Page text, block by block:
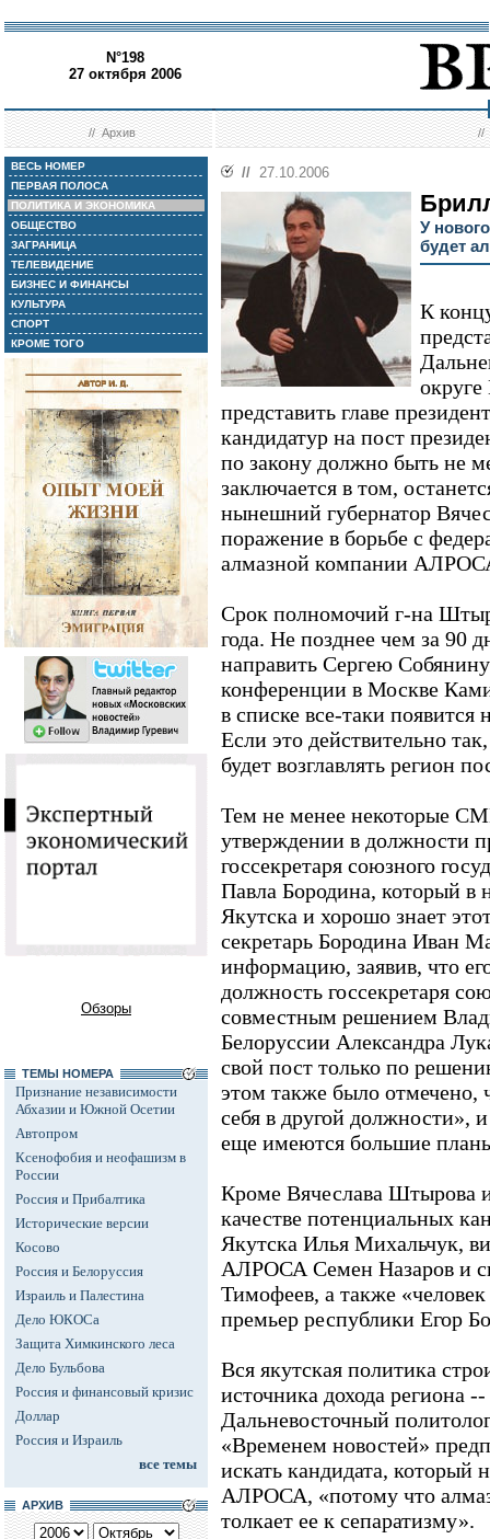
N°198
27 октября 2006
//Архив //
ВЕСЬ НОМЕР
ПЕРВАЯ ПОЛОСА
ПОЛИТИКА И ЭКОНОМИКА
ОБЩЕСТВО
ЗАГРАНИЦА
ТЕЛЕВИДЕНИЕ
БИЗНЕС И ФИНАНСЫ
КУЛЬТУРА
СПОРТ
КРОМЕ ТОГО
Обзоры
ТЕМЫ НОМЕРА
Признание независимости
Абхазии и Южной Осетии
Автопром
Ксенофобия и неофашизм в
России
Россия и Прибалтика
Исторические версии
Косово
Россия и Белоруссия
Израиль и Палестина
Дело ЮКОСа
Защита Химкинского леса
Дело Бульбова
Россия и финансовый кризис
Доллар
Россия и Израиль
все темы
АРХИВ
// 27.10.2006
У
будет
К
представить главе
кандидатур на пост
по закону должно быть не
заключается в том,
нынешний губернатор
поражение в борьбе с
алмазной компании
Срок полномочий г-на
года. Не позднее чем за 90
направить Сергею
конференции в Москве
в списке все-таки
Если это действительно
будет возглавлять регион
Тем не менее некоторые
утверждении в должности
госсекретаря союзного
Павла Бородина, который в
Якутска и хорошо знает
секретарь Бородина Иван
информацию, заявив, что
должность госсекретаря
совместным решением
Белоруссии Александра
свой пост только по
этом также было отмечено,
себя в другой должности»,
еще имеются большие
Кроме Вячеслава Штырова
качестве потенциальных
Якутска Илья Михальчук,
АЛРОСА Семен Назаров и
Тимофеев, а также
премьер республики Егор
Вся якутская политика
источника дохода
Дальневосточный
«Временем новостей»
искать кандидата, который
АЛРОСА, «потому что
толкает ее к сепаратизму».